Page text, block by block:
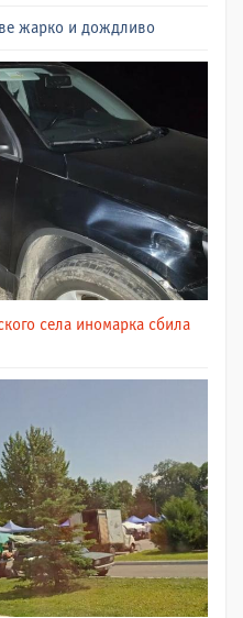
жарко и дождливо
села иномарка сбила